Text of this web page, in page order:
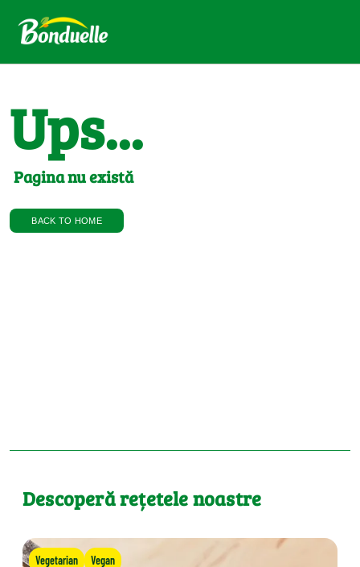
Ups...
Pagina nu există
BACK TO HOME
Descoperă rețetele noastre
Vegetarian Vegan